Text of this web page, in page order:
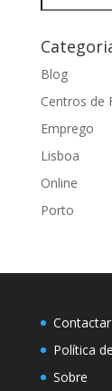
Blog
Centros de
Emprego
Lisboa
Online
Porto
Contactar
Política
Sobre